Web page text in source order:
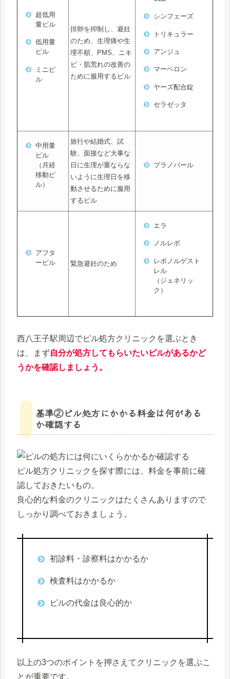
超低用
量ピル
低用量
ピル
ミニピ
ル
排卵を抑制し、避妊
のため、生理痛や生
理不順、PMS、ニキ
ビ・肌荒れの改善の
ために服用するピル
シンフェーズ
トリキュラー
アンジュ
マーベロン
ヤーズ配合錠
セラゼッタ
中用量
ピル
（月経
移動ピ
ル）
旅行や結婚式、試
験、面接など大事な
日に生理が重ならな
いように生理日を移
動させるために服用
するピル
プラノバール
アフタ
ーピル
緊急避妊のため
エラ
ノルレボ
レボノルゲスト
レル
（ジェネリッ
ク）
西八王子駅周辺でピル処方クリニックを選ぶとき
は、まず自分が処方してもらいたいピルがあるかど
うかを確認しましょう。
基準②ピル処方にかかる料金は何がある
か確認する
ピル処方クリニックを探す際には、料金を事前に確
認しておきたいもの。
良心的な料金のクリニックはたくさんありますので
しっかり調べておきましょう。
初診料・診察料はかかるか
検査料はかかるか
ピルの代金は良心的か
以上の3つのポイントを押さえてクリニックを選ぶこ
とが重要です。